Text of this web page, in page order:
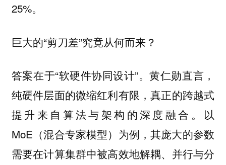
25%。
巨大的“剪刀差”究竟从何而来？
答案在于“软硬件协同设计”。黄仁勋直言，
纯硬件层面的微缩红利有限，真正的跨越式
提升来自算法与架构的深度融合。以
MoE（混合专家模型）为例，其庞大的参数
需要在计算集群中被高效地解耦、并行与分